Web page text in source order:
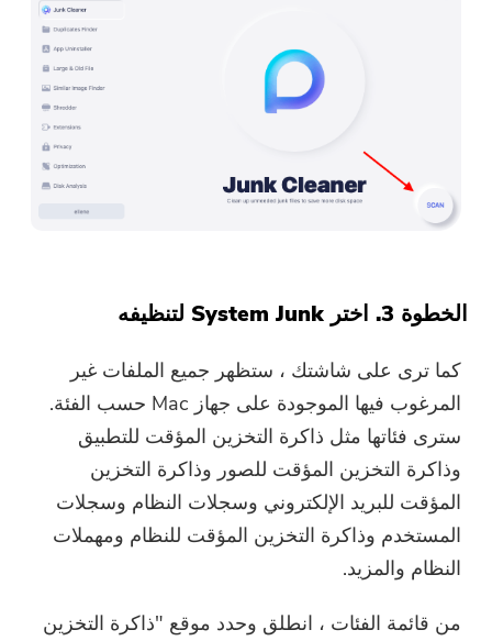
الخطوة 3. اختر System Junk لتنظيفه
كما ترى على شاشتك ، ستظهر جميع الملفات غير
المرغوب فيها الموجودة على جهاز Mac حسب الفئة.
سترى فئاتها مثل ذاكرة التخزين المؤقت للتطبيق
وذاكرة التخزين المؤقت للصور وذاكرة التخزين
المؤقت للبريد الإلكتروني وسجلات النظام وسجلات
المستخدم وذاكرة التخزين المؤقت للنظام ومهملات
النظام والمزيد.
من قائمة الفئات ، انطلق وحدد موقع "ذاكرة التخزين